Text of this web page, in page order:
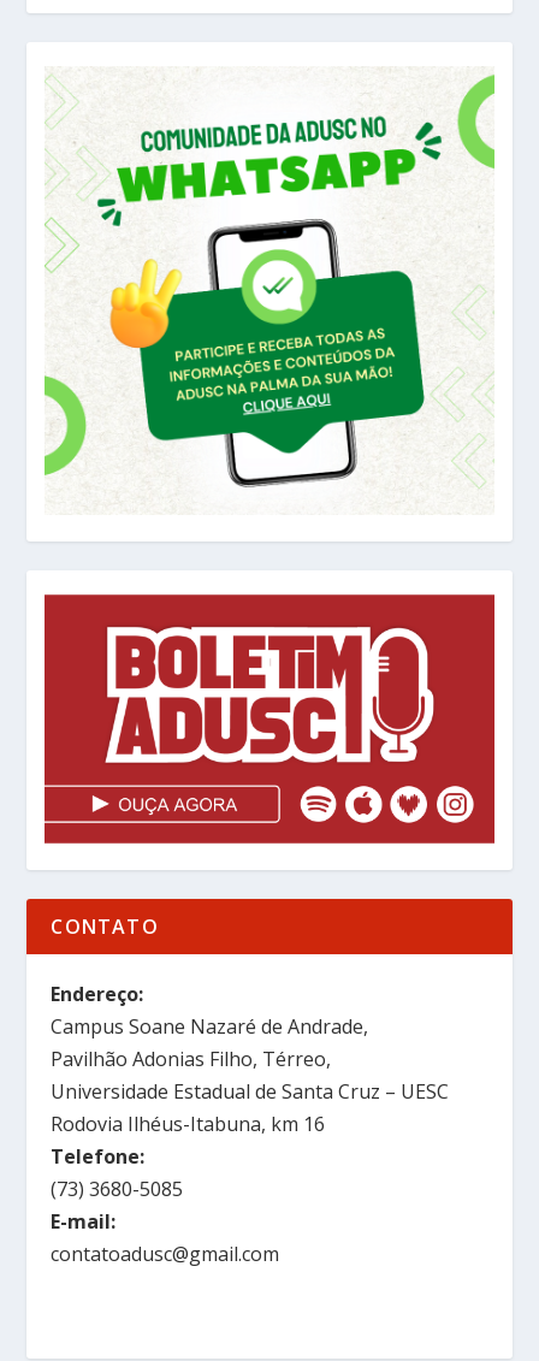
CONTATO
Endereço:
Campus Soane Nazaré de Andrade,
Pavilhão Adonias Filho, Térreo,
Universidade Estadual de Santa Cruz – UESC
Rodovia Ilhéus-Itabuna, km 16
Telefone:
(73) 3680-5085
E-mail:
contatoadusc@gmail.com